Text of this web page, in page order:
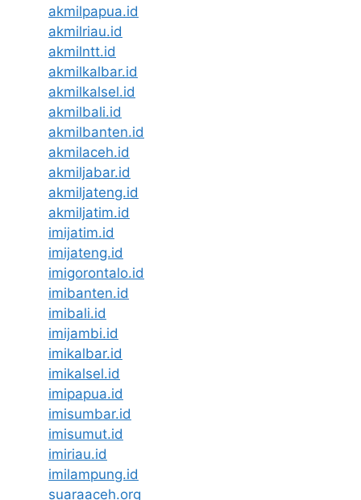
akmilpapua.id
akmilriau.id
akmilntt.id
akmilkalbar.id
akmilkalsel.id
akmilbali.id
akmilbanten.id
akmilaceh.id
akmiljabar.id
akmiljateng.id
akmiljatim.id
imijatim.id
imijateng.id
imigorontalo.id
imibanten.id
imibali.id
imijambi.id
imikalbar.id
imikalsel.id
imipapua.id
imisumbar.id
imisumut.id
imiriau.id
imilampung.id
suaraaceh.org